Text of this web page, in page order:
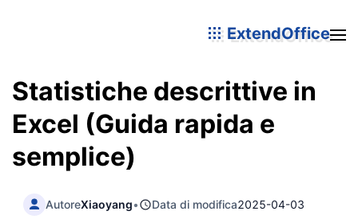
ExtendOffice
Statistiche descrittive in
Excel (Guida rapida e
semplice)
AutoreXiaoyang• Data di modifica2025-04-03